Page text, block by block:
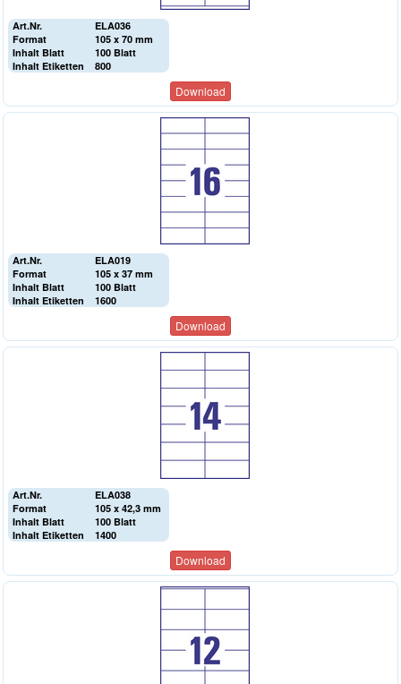
Art.Nr.
ELA036
Format
105 x 70 mm
Inhalt Blatt
100 Blatt
Inhalt Etiketten
800
Download
Art.Nr.
ELA019
Format
105 x 37 mm
Inhalt Blatt
100 Blatt
Inhalt Etiketten
1600
Download
Art.Nr.
ELA038
Format
105 x 42,3 mm
Inhalt Blatt
100 Blatt
Inhalt Etiketten
1400
Download